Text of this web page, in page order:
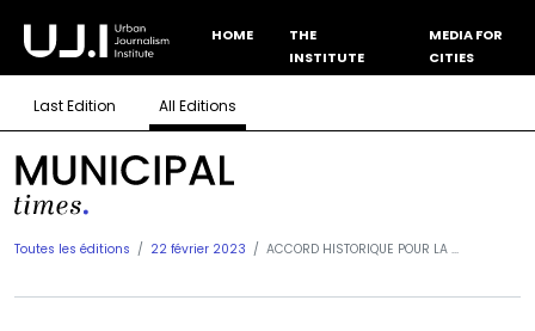
HOME
THE
INSTITUTE
MEDIA FOR
CITIES
Last Edition All Editions
Toutes les éditions 22 février 2023 ACCORD HISTORIQUE POUR LA ...